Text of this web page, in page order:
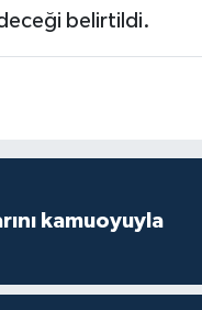
belirtildi.
kamuoyuyla